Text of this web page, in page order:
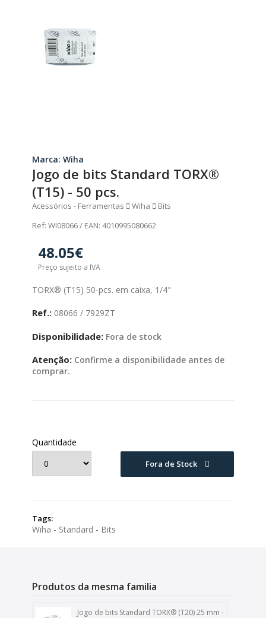
Marca: Wiha
Jogo de bits Standard TORX®
(T15) - 50 pcs.
Acessórios - Ferramentas Wiha
Bits
Ref: WI08066 / EAN: 4010995080662
48.05€
Preço sujeito a IVA
TORX® (T15) 50-pcs. em caixa, 1/4"
Ref.: 08066 / 7929ZT
Disponibilidade: Fora de stock
Atenção: Confirme a disponibilidade antes de
comprar.
Quantidade
Fora de Stock
Tags:
Wiha - Standard - Bits
Produtos da mesma familia
Jogo de bits Standard TORX® (T20) 25 mm -